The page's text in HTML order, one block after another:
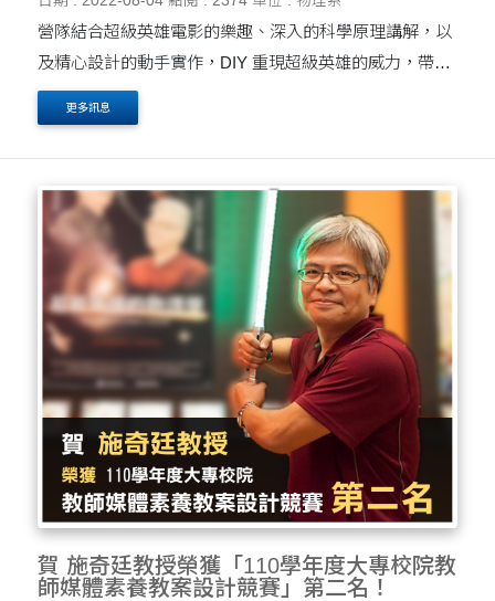
營隊結合超級英雄電影的樂趣、深入的科學原理講解，以
及精心設計的動手實作，DIY 重現超級英雄的威力，帶各
位體驗超級英雄黑科技的秘辛。
更多訊息
賀 施奇廷教授榮獲「110學年度大專校院教
師媒體素養教案設計競賽」第二名！